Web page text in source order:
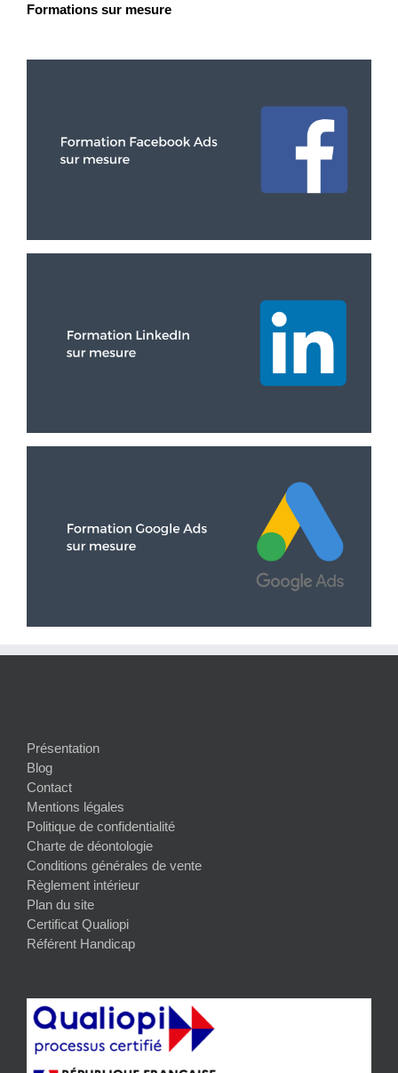
Formations sur mesure
Présentation
Blog
Contact
Mentions légales
Politique de confidentialité
Charte de déontologie
Conditions générales de vente
Règlement intérieur
Plan du site
Certificat Qualiopi
Référent Handicap